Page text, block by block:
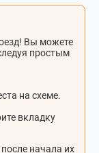
Вы можете
простым
на схеме.
вкладку
начала их